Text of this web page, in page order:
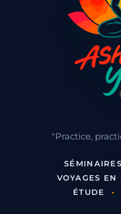
"Practice,
SÉMINAIRES
VOYAGES EN
ÉTUDE
•